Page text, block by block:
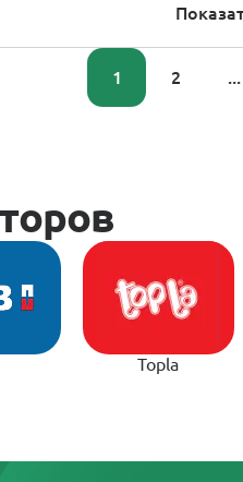
1 2 ...
Topla